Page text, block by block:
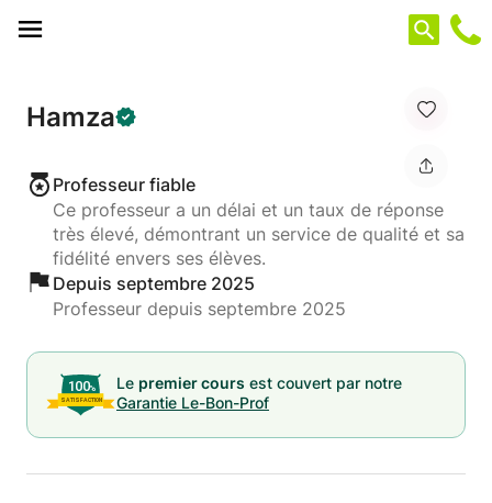
Hamza
Professeur fiable
Ce professeur a un délai et un taux de réponse
très élevé, démontrant un service de qualité et sa
fidélité envers ses élèves.
Depuis septembre 2025
Professeur depuis septembre 2025
Le premier cours est couvert par notre
Garantie Le-Bon-Prof